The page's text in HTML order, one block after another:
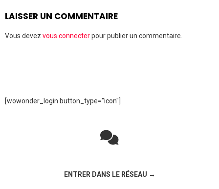
LAISSER UN COMMENTAIRE
Vous devez vous connecterpour publier un commentaire.
[wowonder_login button_type="icon"]
ENTRER DANS LE RÉSEAU →